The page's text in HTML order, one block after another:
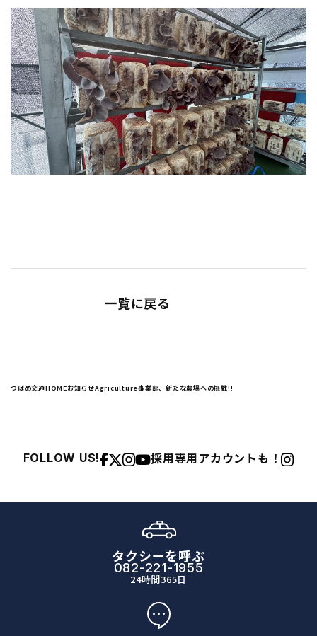
一覧に戻る
つばめ交通HOMEお知らせAgriculture事業部、新たな農場への挑戦!!
FOLLOW US! 採用専用アカウントも！
タクシーを呼ぶ
082-221-1955
24時間365日